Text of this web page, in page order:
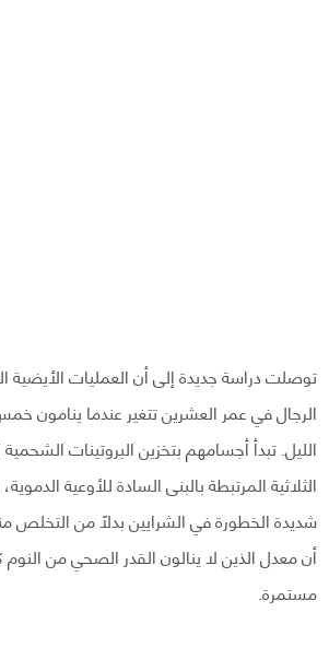
توصلت دراسة جديدة إلى أن العمليات الأيضية
الرجال في عمر العشرين تتغير عندما
الليل. تبدأ أجسامهم بتخزين البروتينات
الثلاثية المرتبطة بالبنى السادة للأوعية
شديدة الخطورة في الشرايين بدلًا من التخلص
أن معدل الذين لا ينالون القدر الصحي من النوم
مستمرة.